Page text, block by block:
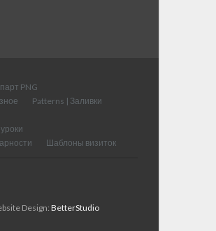
PNG
Patterns | Заливки
Шаблоны визиток
Design: BetterStudio